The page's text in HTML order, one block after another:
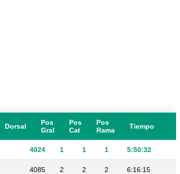
Dorsal
Pos
Gral
Pos
Cat
Pos
Rama
Tiempo
4024 1 1 1 5:50:32
4085 2 2 2 6:16:15